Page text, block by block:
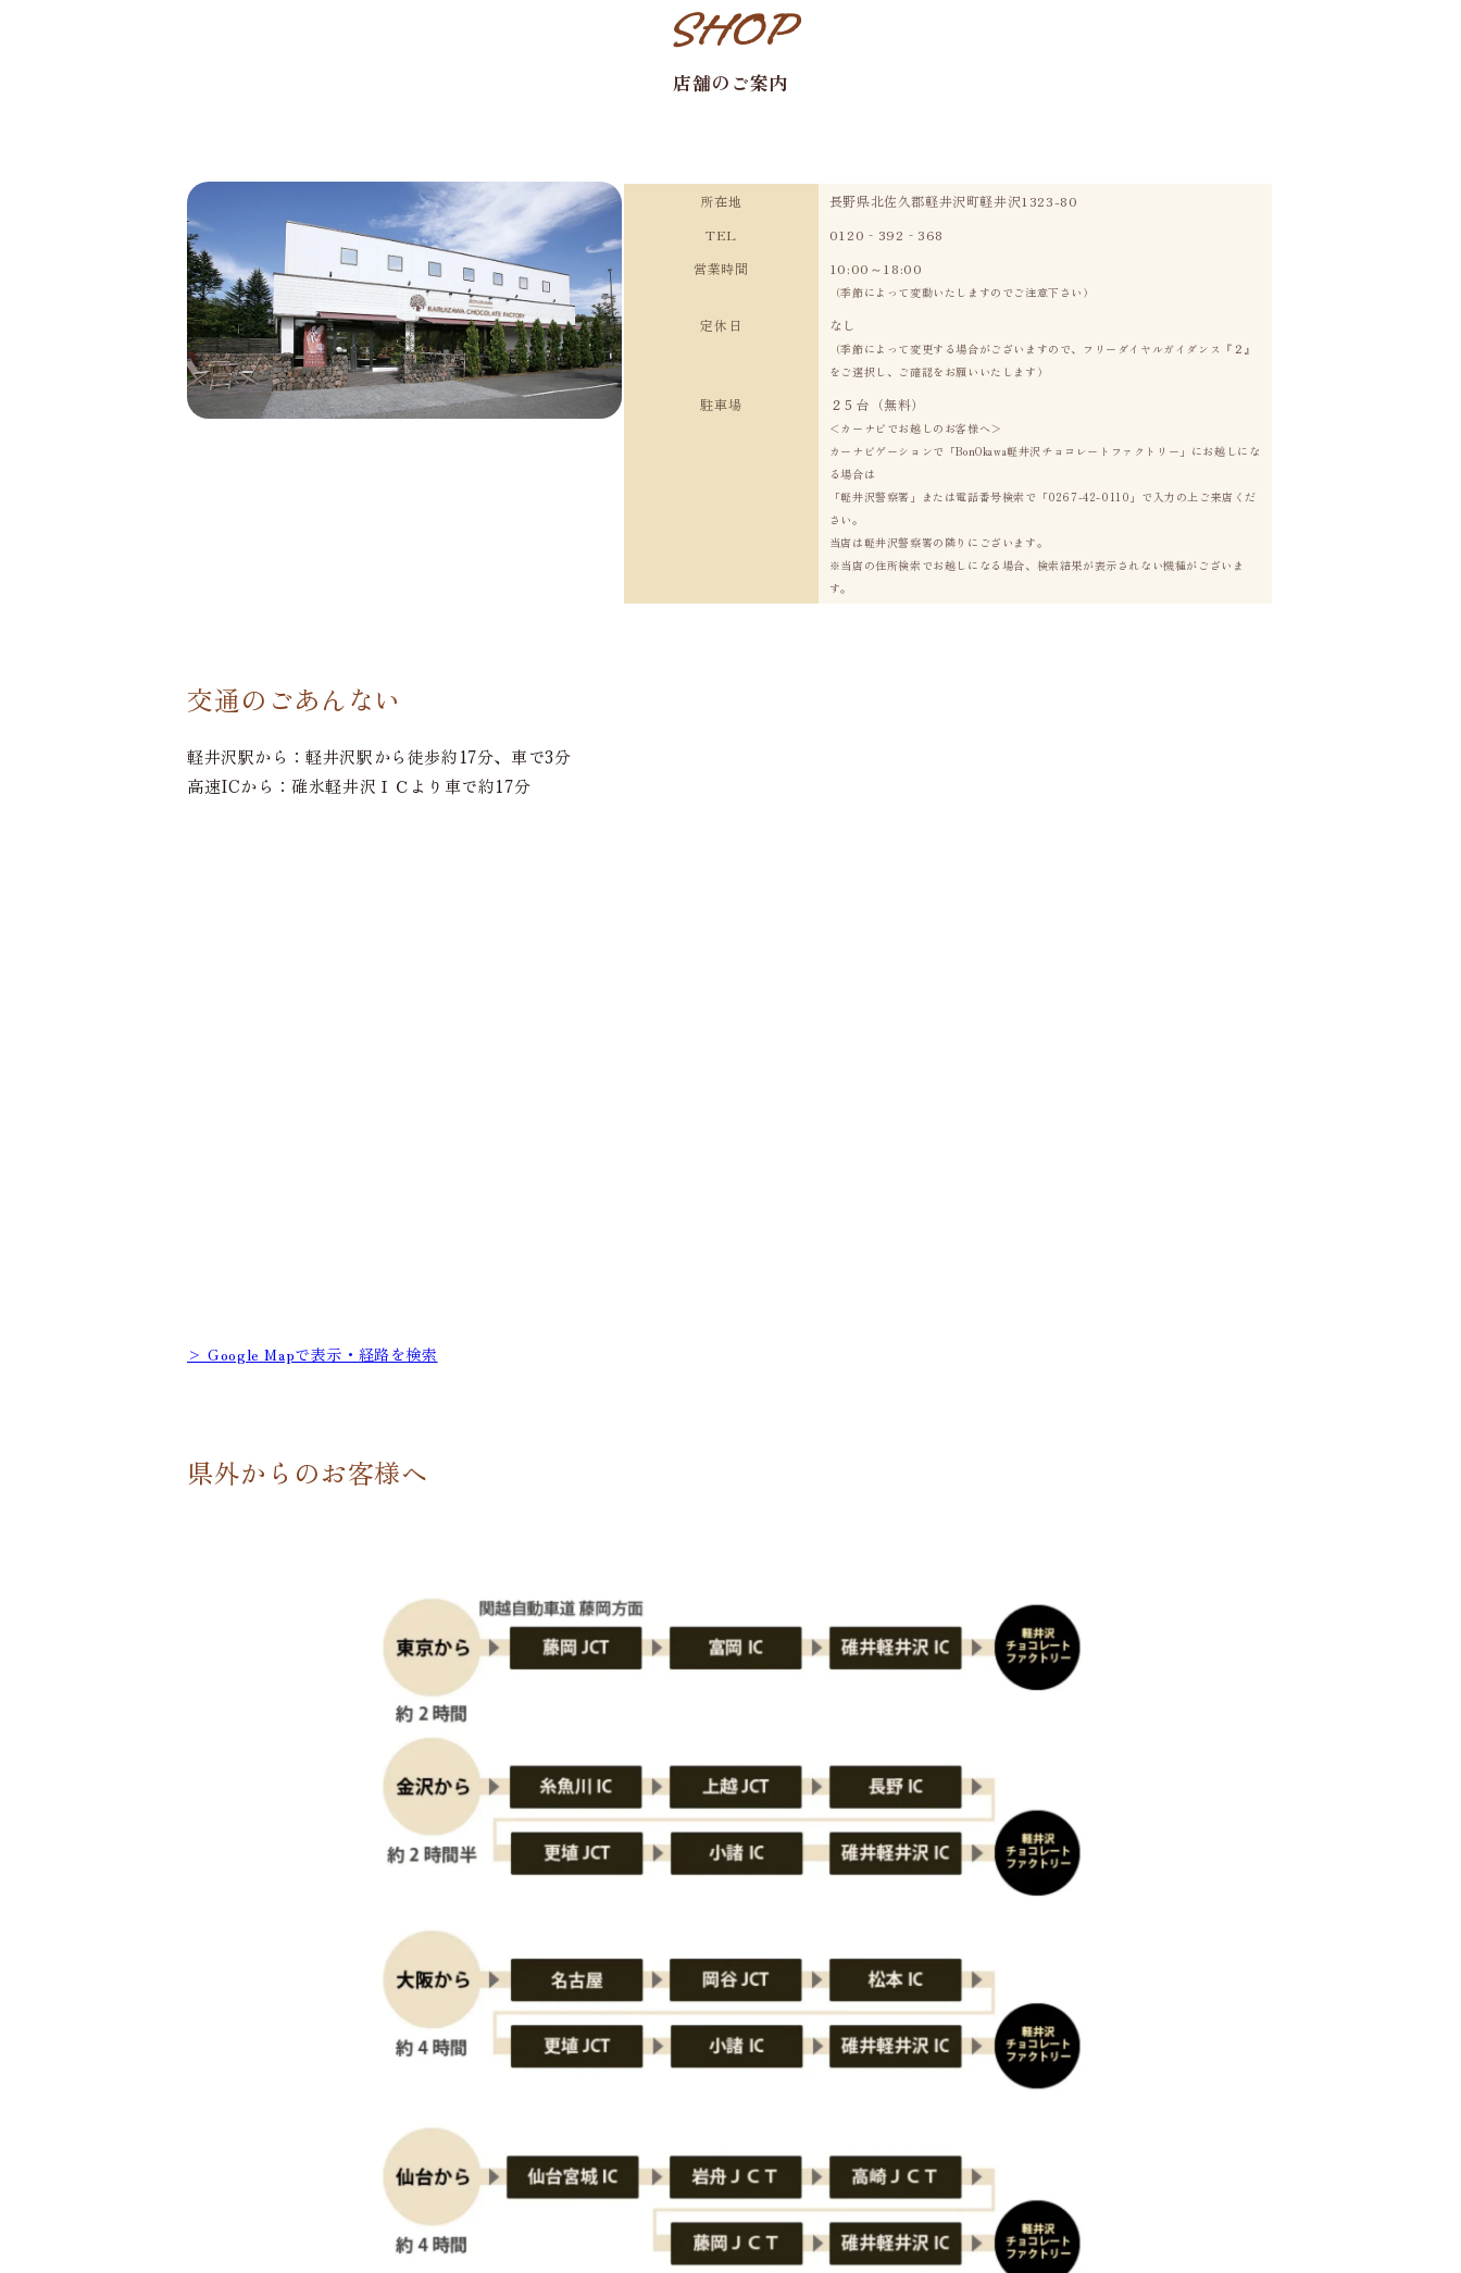
SHOP
店舗のご案内
所在地
長野県北佐久郡軽井沢町軽井沢1323-80
TEL
0120‐392‐368
営業時間
10:00～18:00
（季節によって変動いたしますのでご注意下さい）
定休日 なし
（季節によって変更する場合がございますので、フリーダイヤルガイダンス『２』
をご選択し、ご確認をお願いいたします）
駐車場 ２５台（無料）
＜カーナビでお越しのお客様へ＞
カーナビゲーションで「BonOkawa軽井沢チョコレートファクトリー」にお越しにな
る場合は
「軽井沢警察署」または電話番号検索で「0267-42-0110」で入力の上ご来店くだ
さい。
当店は軽井沢警察署の隣りにございます。
※当店の住所検索でお越しになる場合、検索結果が表示されない機種がございま
す。
交通のごあんない
軽井沢駅から：軽井沢駅から徒歩約17分、車で3分
高速ICから：碓氷軽井沢ＩＣより車で約17分
> Google Mapで表示・経路を検索
県外からのお客様へ